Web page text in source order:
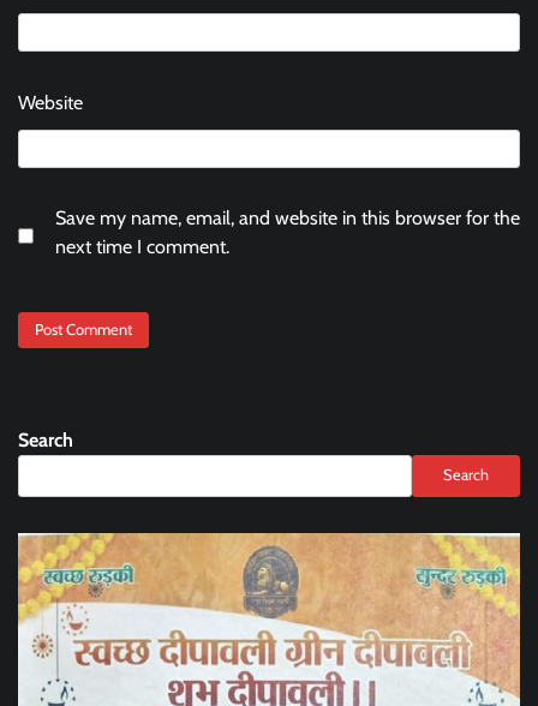
Website
Save my name, email, and website in this browser for the
next time I comment.
Search
Search